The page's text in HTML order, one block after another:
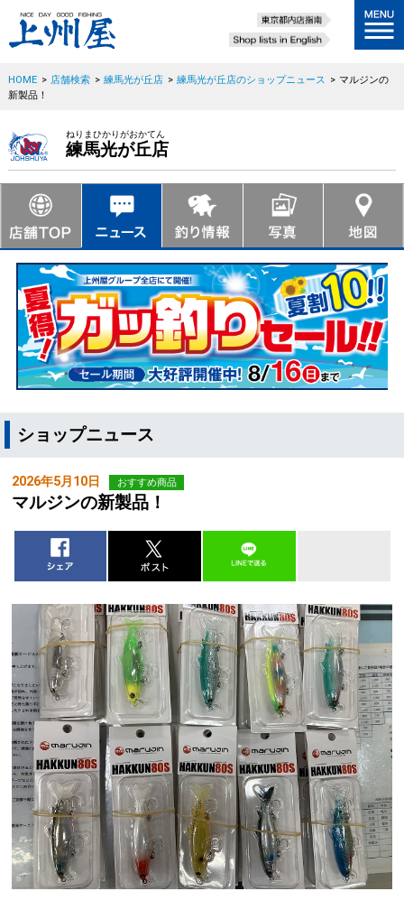
HOME > 店舗検索 > 練馬光が丘店 > 練馬光が丘店のショップニュース > マルジンの
新製品！
ねりまひかりがおかてん
練馬光が丘店
ショップニュース
2026年5月10日 おすすめ商品
マルジンの新製品！